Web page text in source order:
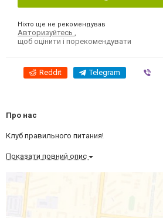
Ніхто ще не рекомендував
Авторизуйтесь
щоб оцінити і порекомендувати
Reddit Telegram
Про нас
Клуб правильного питания!
Показати повний опис